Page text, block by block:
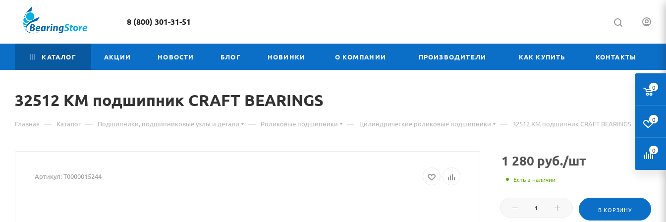
8 (800) 301-31-51
КАТАЛОГ АКЦИИ НОВОСТИ БЛОГ НОВИНКИ О КОМПАНИИ ПРОИЗВОДИТЕЛИ КАК КУПИТЬ КОНТАКТЫ
32512 КМ Материал
о
КМ
подшипник CRAFT BEARINGS
Главная — Каталог — Подшипники, подшипниковые узлы и детали — Роликовые подшипники — Цилиндрические роликовые подшипники — 32512 КМ подшипник CRAFT BEARINGS
Артикул:Т0000015244
1 280 руб./шт
Есть в наличии
В КОРЗИНУ
0
0
0